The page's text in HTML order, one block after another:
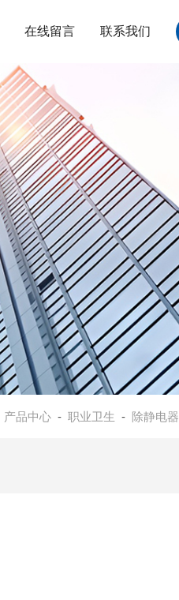
在线留言 联系我们
产品中心- 职业卫生 - 除静电器